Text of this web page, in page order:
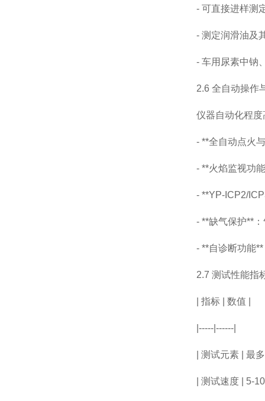
- 可直接进样测
- 测定润滑油及
- 车用尿素中钠
2.6 全自动操作
仪器自动化程
- **全自动点火
- **火焰监视功能
- **YP-ICP2/
- **缺气保护**：
- **自诊断功能**
2.7 测试性能指
指标 数值
|-----|------|
测试元素 最多
测试速度 | 5-10